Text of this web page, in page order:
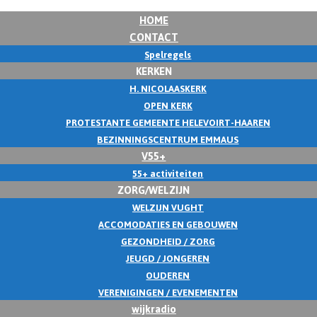
HOME
CONTACT
Spelregels
KERKEN
H. NICOLAASKERK
OPEN KERK
PROTESTANTE GEMEENTE HELEVOIRT-HAAREN
BEZINNINGSCENTRUM EMMAUS
V55+
55+ activiteiten
ZORG/WELZIJN
WELZIJN VUGHT
ACCOMODATIES EN GEBOUWEN
GEZONDHEID / ZORG
JEUGD / JONGEREN
OUDEREN
VERENIGINGEN / EVENEMENTEN
wijkradio